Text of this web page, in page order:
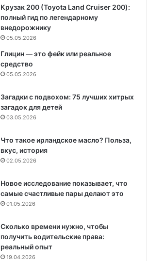
Крузак 200 (Toyota Land Cruiser 200):
полный гид по легендарному
внедорожнику
05.05.2026
Глицин — это фейк или реальное
средство
05.05.2026
Загадки с подвохом: 75 лучших хитрых
загадок для детей
03.05.2026
Что такое ирландское масло? Польза,
вкус, история
02.05.2026
Новое исследование показывает, что
самые счастливые пары делают это
01.05.2026
Сколько времени нужно, чтобы
получить водительские права:
реальный опыт
19.04.2026